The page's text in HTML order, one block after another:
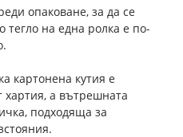
опаковане, за да се
тегло на една ролка е по-
картонена кутия е
хартия, а вътрешната
подходяща за